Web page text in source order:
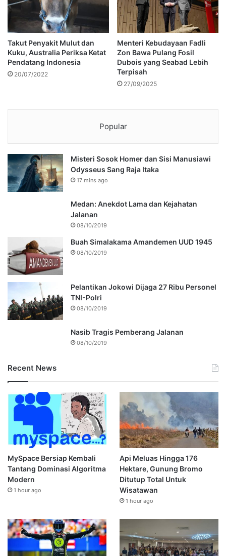
Takut Penyakit Mulut dan
Kuku, Australia Periksa Ketat
Pendatang Indonesia
20/07/2022
Menteri Kebudayaan Fadli
Zon Bawa Pulang Fosil
Dubois yang Seabad Lebih
Terpisah
27/09/2025
Popular
Misteri Sosok Homer dan Sisi Manusiawi
Odysseus Sang Raja Itaka
17 mins ago
Medan: Anekdot Lama dan Kejahatan
Jalanan
08/10/2019
Buah Simalakama Amandemen UUD 1945
08/10/2019
Pelantikan Jokowi Dijaga 27 Ribu Personel
TNI-Polri
08/10/2019
Nasib Tragis Pemberang Jalanan
08/10/2019
Recent News
MySpace Bersiap Kembali
Tantang Dominasi Algoritma
Modern
1 hour ago
Api Meluas Hingga 176
Hektare, Gunung Bromo
Ditutup Total Untuk
Wisatawan
1 hour ago